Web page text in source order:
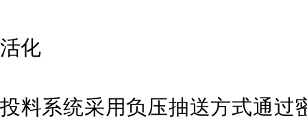
活化
投料系统采用负压抽送方式通过